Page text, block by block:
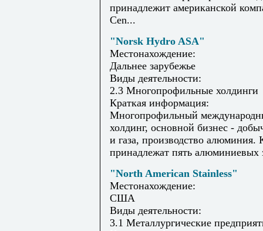
принадлежит американской
Cen...
"Norsk Hydro ASA"
Местонахождение:
Дальнее зарубежье
Виды деятельности:
2.3 Многопрофильные холдинги
Краткая информация:
Многопрофильный
холдинг, основной бизнес -
и газа, производство алюминия.
принадлежат пять алюминиевых
"North American Stainless"
Местонахождение:
США
Виды деятельности:
3.1 Металлургические